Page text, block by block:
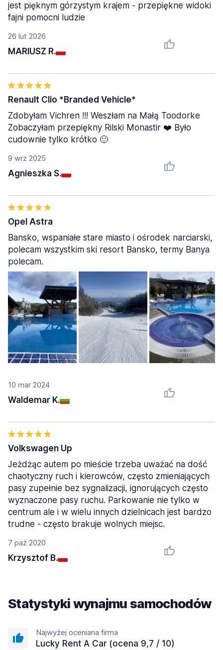
26 lut 2026
MARIUSZ R.
jest pięknym górzystym krajem - przepiękne widoki
fajni pomocni ludzie
9 wrz 2025
Agnieszka S.
Renault Clio *Branded Vehicle*
Zdobyłam Vichren !!! Weszłam na Małą Toodorke
Zobaczyłam przepiękny Rilski Monastir ❤️ Było
cudownie tylko krótko 🙂
10 mar 2024
Waldemar K.
Opel Astra
Bansko, wspaniałe stare miasto i ośrodek narciarski,
polecam wszystkim ski resort Bansko, termy Banya
polecam.
7 paź 2020
Krzysztof B.
Volkswagen Up
Jeżdżąc autem po mieście trzeba uważać na dość
chaotyczny ruch i kierowców, często zmieniających
pasy zupełnie bez sygnalizacji, ignorujących często
wyznaczone pasy ruchu. Parkowanie nie tylko w
centrum ale i w wielu innych dzielnicach jest bardzo
trudne - często brakuje wolnych miejsc.
Statystyki wynajmu samochodów
Najwyżej oceniana firma
Lucky Rent A Car (ocena 9,7 / 10)